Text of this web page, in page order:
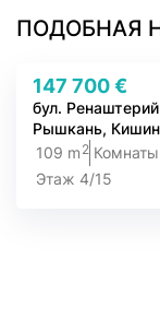
ПОДОБНАЯ
147 700 €
бул.
Рышкань,
109 m 2
Этаж 4/15